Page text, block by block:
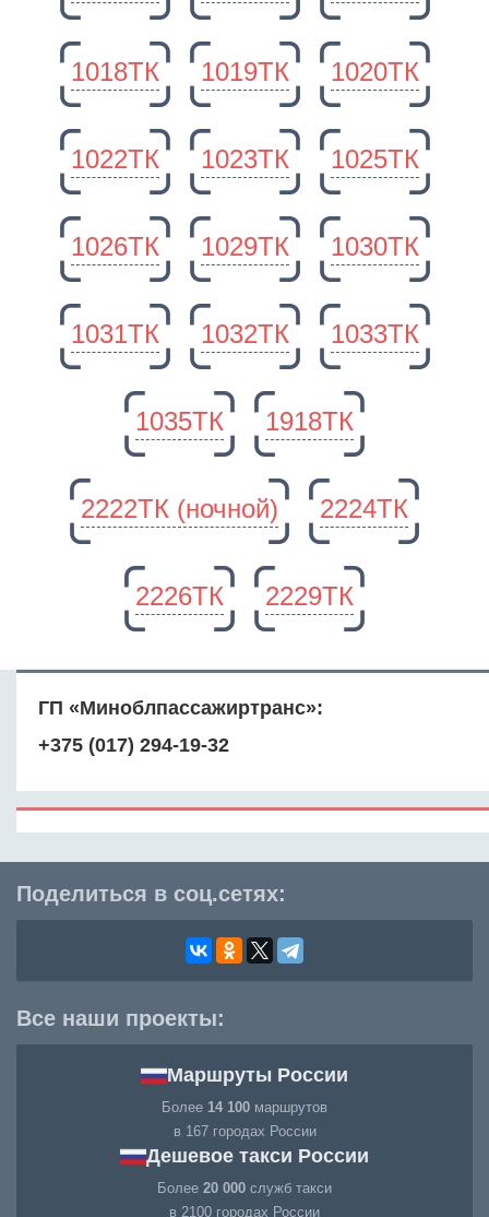
1018ТК 1019ТК 1020ТК
1022ТК 1023ТК 1025ТК
1026ТК 1029ТК 1030ТК
1031ТК 1032ТК 1033ТК
1035ТК 1918ТК
2222ТК (ночной) 2224ТК
2226ТК 2229ТК
ГП «Миноблпассажиртранс»:
+375 (017) 294-19-32
Поделиться в соц.сетях:
Все наши проекты:
Маршруты России
Более 14 100 маршрутов
в 167 городах России
Дешевое такси России
Более 20 000 служб такси
в 2100 городах России